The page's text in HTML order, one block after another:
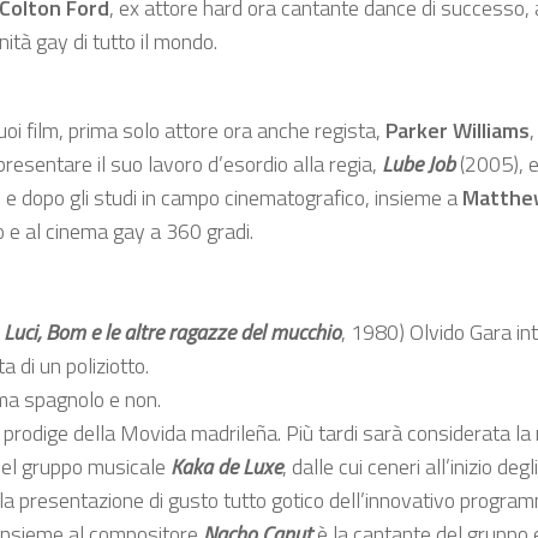
Colton Ford, ex attore hard ora cantante dance di
gay di tutto il mondo.
film, prima solo attore ora anche regista, Parker Williams
il suo lavoro d’esordio alla regia, Lube Job(2005),
dopo gli studi in campo cinematografico, insieme a
al cinema gay a 360 gradi.
Bom e le altre ragazze del mucchio, 1980) Olvido Gara
di un poliziotto.
spagnolo e non.
prodige della Movida madrileña. Più tardi sarà considerata
gruppo musicale Kaka de Luxe, dalle cui ceneri all’inizio
presentazione di gusto tutto gotico dell’innovativo